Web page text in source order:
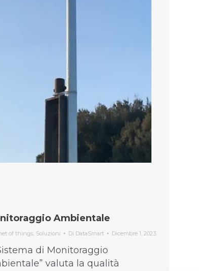
Ambientale
of things Soluzioni Di DataSmart Dicembre 1, 2023
di Monitoraggio
valuta la qualità